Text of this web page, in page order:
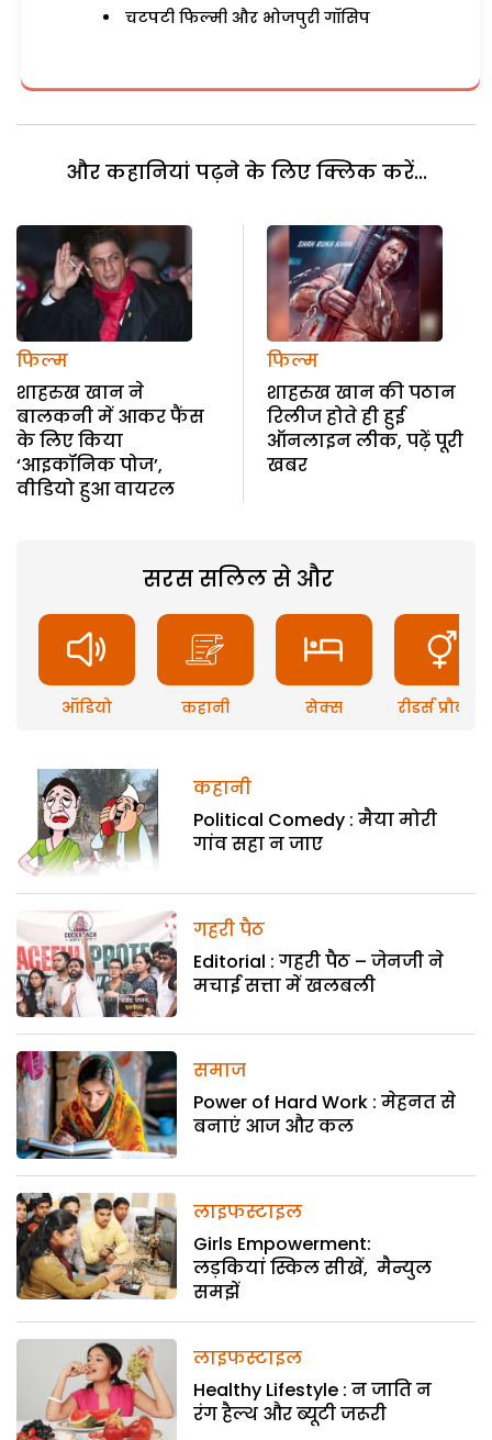
चटपटी फिल्मी और भोजपुरी गॉसिप
और कहानियां पढ़ने के लिए क्लिक करें...
फिल्म
शाहरुख खान ने
बालकनी में आकर फैंस
के लिए किया
‘आइकॉनिक पोज’,
वीडियो हुआ वायरल
फिल्म
शाहरुख खान की पठान
रिलीज होते ही हुई
ऑनलाइन लीक, पढ़ें पूरी
खबर
सरस सलिल से और
ऑडियो कहानी सेक्स रीडर्स प्रौब्लम
कहानी
Political Comedy : मैया मोरी
गांव सहा न जाए
गहरी पैठ
Editorial : गहरी पैठ – जेनजी ने
मचाई सत्ता में खलबली
समाज
Power of Hard Work : मेहनत से
बनाएं आज और कल
लाइफस्टाइल
Girls Empowerment:
लड़कियां स्किल सीखें, मैन्युल
समझें
लाइफस्टाइल
Healthy Lifestyle : न जाति न
रंग हैल्थ और ब्यूटी जरूरी